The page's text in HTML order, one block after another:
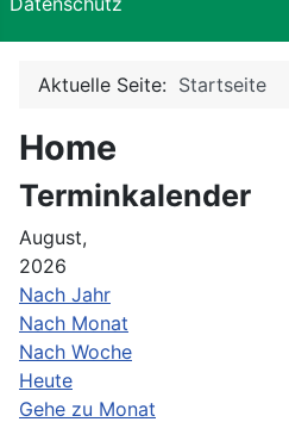
Aktuelle Seite: Startseite
Home
Terminkalender
August,
2026
Nach Jahr
Nach Monat
Nach Woche
Heute
Gehe zu Monat